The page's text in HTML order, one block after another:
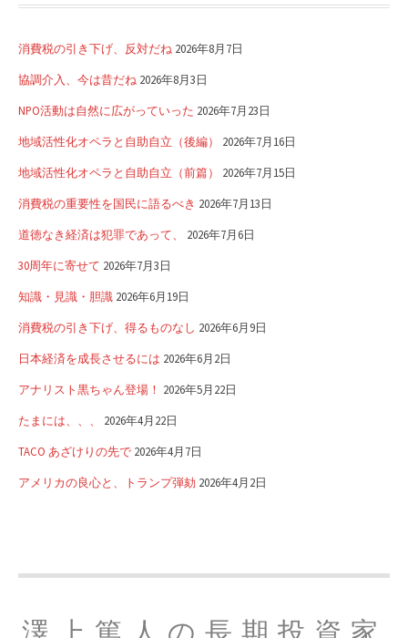
消費税の引き下げ、反対だね 2026年8月7日
協調介入、今は昔だね 2026年8月3日
NPO活動は自然に広がっていった 2026年7月23日
地域活性化オペラと自助自立（後編） 2026年7月16日
地域活性化オペラと自助自立（前篇） 2026年7月15日
消費税の重要性を国民に語るべき 2026年7月13日
道徳なき経済は犯罪であって、 2026年7月6日
30周年に寄せて 2026年7月3日
知識・見識・胆識 2026年6月19日
消費税の引き下げ、得るものなし 2026年6月9日
日本経済を成長させるには 2026年6月2日
アナリスト黒ちゃん登場！ 2026年5月22日
たまには、、、 2026年4月22日
TACO あざけりの先で 2026年4月7日
アメリカの良心と、トランプ弾劾 2026年4月2日